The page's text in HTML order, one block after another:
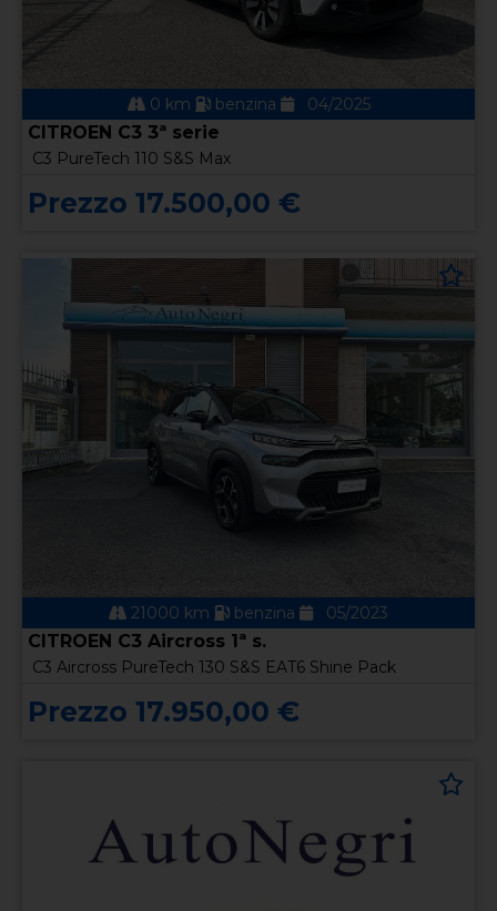
0 km benzina 04/2025
CITROEN C3 3ª serie
C3 PureTech 110 S&S Max
Prezzo 17.500,00 €
21000 km benzina 05/2023
CITROEN C3 Aircross 1ª s.
C3 Aircross PureTech 130 S&S EAT6 Shine Pack
Prezzo 17.950,00 €